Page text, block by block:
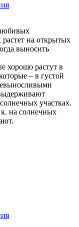
на открытых
выносить
хорошо растут в
– в густой
участках.
на солнечных